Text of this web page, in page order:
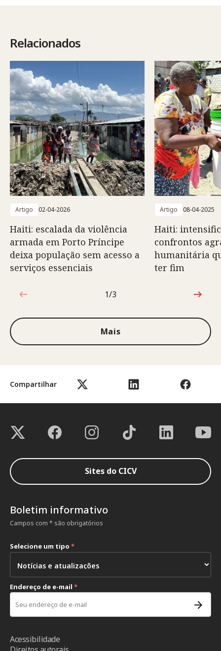
Compartilhar
Relacionados
Artigo 02-04-2026
Haiti: escalada da violência
armada em Porto Príncipe
deixa população sem acesso a
serviços essenciais
Artigo 08-04-2025
Haiti:
confrontos
humanitária
ter fim
1 de 3
1/3
Mais
Sites do CICV
Boletim informativo
Campos com * são obrigatórios
Selecione um tipo *
Endereço de e-mail *
Acessibilidade